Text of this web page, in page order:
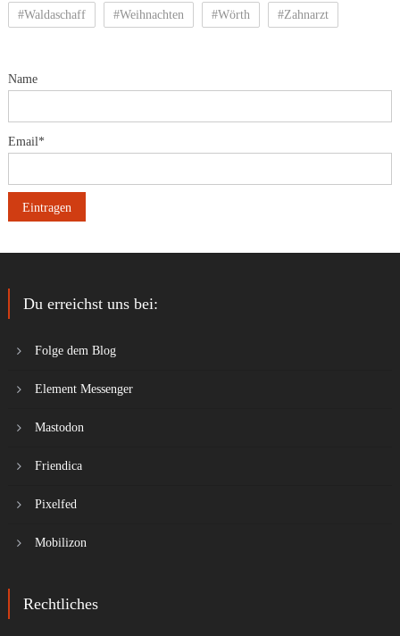
#Waldaschaff #Weihnachten #Wörth #Zahnarzt
Name
Email*
Du erreichst uns bei:
Folge dem Blog
Element Messenger
Mastodon
Friendica
Pixelfed
Mobilizon
Rechtliches